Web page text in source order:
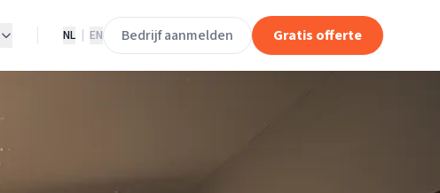
NL EN Bedrijf aanmelden Gratis offerte